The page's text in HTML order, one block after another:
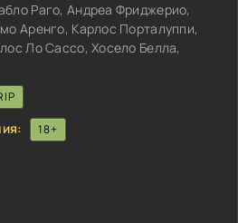
Раго, Андреа Фриджерио,
Аренго, Карлос Порталуппи,
Ло Сассо, Хосело Белла,
18+